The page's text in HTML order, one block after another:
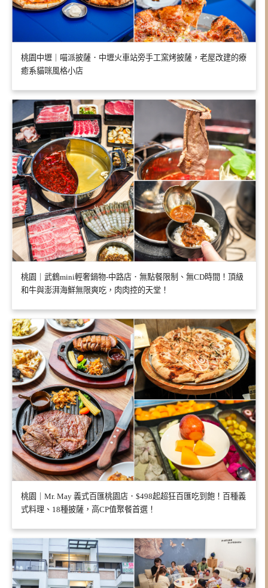
桃園中壢｜喵派披薩．中壢火車站旁手工窯烤披薩，老屋改建的療
癒系貓咪風格小店
桃園｜武鶴mini輕奢鍋物-中路店．無點餐限制、無CD時間！頂級
和牛與澎湃海鮮無限爽吃，肉肉控的天堂！
桃園｜Mr. May 義式百匯桃園店．$498起超狂百匯吃到飽！百種義
式料理、18種披薩，高CP值聚餐首選！